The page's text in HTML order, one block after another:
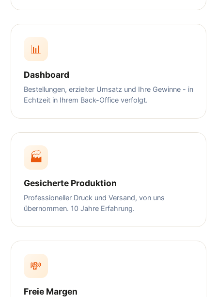
📊
Dashboard
Bestellungen, erzielter Umsatz und Ihre Gewinne - in
Echtzeit in Ihrem Back-Office verfolgt.
🏭
Gesicherte Produktion
Professioneller Druck und Versand, von uns
übernommen. 10 Jahre Erfahrung.
💸
Freie Margen